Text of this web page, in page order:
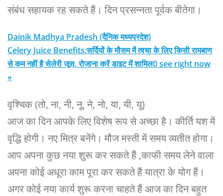
संबंध सहायक रह सकते हैं। दिन प्रसन्नता पूर्वक बीतेगा।
Dainik Madhya Pradesh (दैनिक मध्यप्रदेश)
Celery Juice Benefits:सर्दियों के मौसम में त्वचा के लिए किसी रामबाण
से कम नहीं है सेलेरी जूस, रोजाना करें डाइट में शामिल0 see right now
»
वृश्चिक (तो, ना, नी, नू, ने, नो, या, यी, यू)
आज का दिन आपके लिए विशेष रूप से अच्छा है। कीर्ति यश में
वृद्धि होगी। नए मित्र बनेंगे। मौज मस्ती में समय व्यतीत होगा।
आप अपना कुछ नया शुरू कर सकते हैं ,काफी समय लेने वाला
अपना कोई अधूरा काम पूरा कर सकते हैं यात्रा के योग हैं।
अगर कोई नया कार्य शुरू करना चाहते हैं आज का दिन बहुत